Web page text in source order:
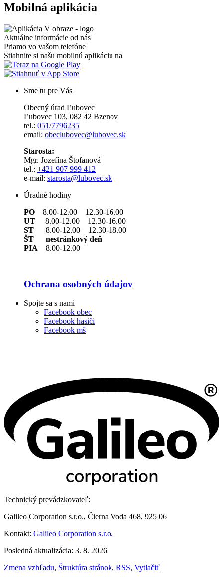
Mobilná aplikácia
Aktuálne informácie od nás
Priamo vo vašom telefóne
Stiahnite si našu mobilnú aplikáciu na
Sme tu pre Vás
Obecný úrad Ľubovec
Ľubovec 103, 082 42 Bzenov
tel.: 051/7796235
email: obeclubovec@lubovec.sk
Starosta:
Mgr. Jozefína Štofanová
tel.: +421 907 999 412
e-mail: starosta@lubovec.sk
Úradné hodiny
PO 8.00-12.00 12.30-16.00
UT 8.00-12.00 12.30-16.00
ST 8.00-12.00 12.30-18.00
ŠT nestránkový deň
PIA 8.00-12.00
Ochrana osobných údajov
Spojte sa s nami
Facebook obec
Facebook hasiči
Facebook mš
Technický prevádzkovateľ:
Galileo Corporation s.r.o., Čierna Voda 468, 925 06
Kontakt: Galileo Corporation s.r.o.
Posledná aktualizácia: 3. 8. 2026
Zmena vzhľadu, Štruktúra stránok, RSS, Vytlačiť